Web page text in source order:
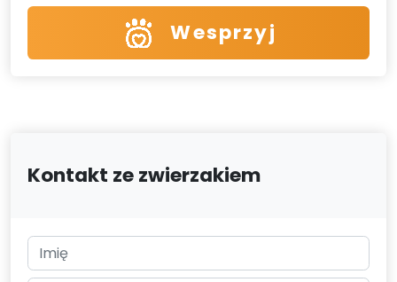
Wesprzyj
Kontakt ze zwierzakiem